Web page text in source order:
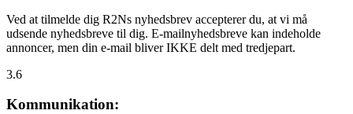
Ved at tilmelde dig R2Ns nyhedsbrev accepterer du, at vi må
udsende nyhedsbreve til dig. E-mailnyhedsbreve kan indeholde
annoncer, men din e-mail bliver IKKE delt med tredjepart.
3.6
Kommunikation: